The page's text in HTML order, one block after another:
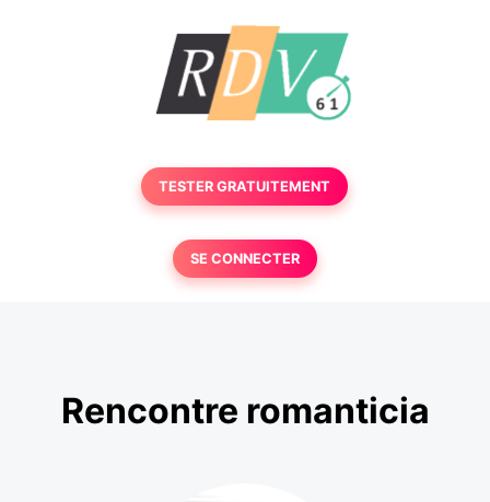
TESTER GRATUITEMENT
SE CONNECTER
Rencontre romanticia